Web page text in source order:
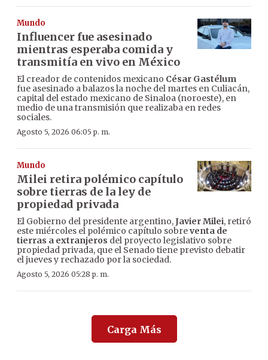
Mundo
Influencer fue asesinado
mientras esperaba comida y
transmitía en vivo en México
El creador de contenidos mexicano César Gastélum
fue asesinado a balazos la noche del martes en Culiacán,
capital del estado mexicano de Sinaloa (noroeste), en
medio de una transmisión que realizaba en redes
sociales.
Agosto 5, 2026 06:05 p. m.
Mundo
Milei retira polémico capítulo
sobre tierras de la ley de
propiedad privada
El Gobierno del presidente argentino,Javier Milei, retiró
este miércoles el polémico capítulo sobreventa de
tierras a extranjeros del proyecto legislativo sobre
propiedad privada, que el Senado tiene previsto debatir
el jueves y rechazado por la sociedad.
Agosto 5, 2026 05:28 p. m.
Carga Más